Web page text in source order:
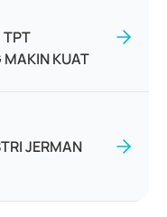
TPT
MAKIN KUAT
JERMAN